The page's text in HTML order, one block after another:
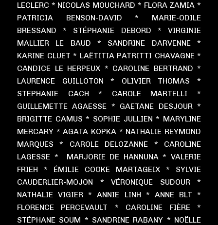
LECLERC * NICOLAS MOUCHARD * FLORA ZAMIA *
PATRICIA BENSON-DAVID * MARIE-ODILE
BRESSAND * STÉPHANIE DEBORD * VIRGINIE
MALLIER LE BAUD * SANDRINE DARVENNE *
KARINE CLUET * LAËTITIA PATRITTI CHAVAGNE *
CANDICE LE HERPEUX * CAROLINE BERTRAND *
LAURENCE GUILLOTON * OLIVIER THOMAS *
STEPHANIE CACH * CAROLE MARTELLI *
GUILLEMETTE AGAESSE * GAETANE DESJOUR *
BRIGITTE CAMUS * SOPHIE JULLIEN * MARYLINE
MERCARY * AGATA KOPKA * NATHALIE REYMOND
MARQUES * CAROLE DELOZANNE * CAROLINE
LAGESSE * MARJORIE DE HANNUNA * VALERIE
FRIEH * ÉMILIE COOKE MARTAGEIX * SYLVIE
CAUDERLIER-MOJON * VÉRONIQUE SUDOUR *
NATHALIE VIGIER * ANNIE LINH * ANNE BLT *
FLORENCE PERCEVAULT * CAROLINE FIÈRE *
STÉPHANE SOUM * SANDRINE RABANY * NOËLLE